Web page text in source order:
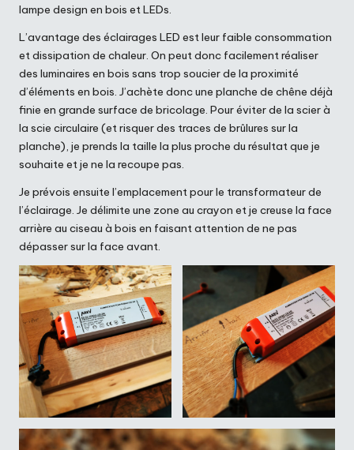
lampe design en bois et LEDs.
L’avantage des éclairages LED est leur faible consommation
et dissipation de chaleur. On peut donc facilement réaliser
des luminaires en bois sans trop soucier de la proximité
d’éléments en bois. J’achète donc une planche de chêne déjà
finie en grande surface de bricolage. Pour éviter de la scier à
la scie circulaire (et risquer des traces de brûlures sur la
planche), je prends la taille la plus proche du résultat que je
souhaite et je ne la recoupe pas.
Je prévois ensuite l’emplacement pour le transformateur de
l’éclairage. Je délimite une zone au crayon et je creuse la face
arrière au ciseau à bois en faisant attention de ne pas
dépasser sur la face avant.